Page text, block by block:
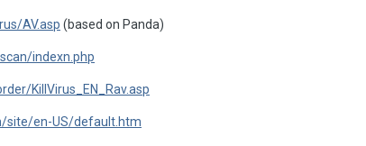
AV.asp (based on Panda)
indexn.php
KillVirus_EN_Rav.asp
site/en-US/default.htm